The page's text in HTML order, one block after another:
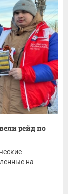
рейд по
на